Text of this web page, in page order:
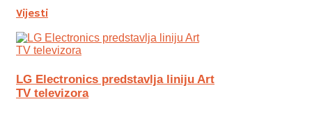
Vijesti
LG Electronics predstavlja liniju Art
TV televizora